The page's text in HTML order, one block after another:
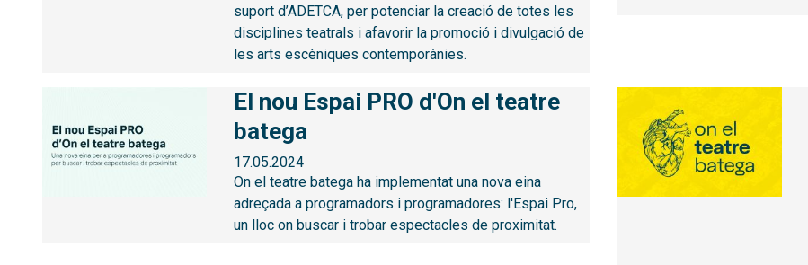
suport d’ADETCA, per potenciar la creació de totes les
disciplines teatrals i afavorir la promoció i divulgació de
les arts escèniques contemporànies.
El nou Espai PRO d'On el teatre
batega
17.05.2024
On el teatre batega ha implementat una nova eina
adreçada a programadors i programadores: l'Espai Pro,
un lloc on buscar i trobar espectacles de proximitat.